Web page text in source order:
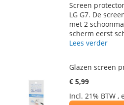
AAN
TE
Screen
LG G7. De
met 2
scherm eerst
Lees verder
Glazen screen
€ 5,99
Incl. 21% BTW ,